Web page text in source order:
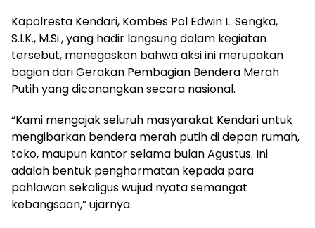
Kapolresta Kendari, Kombes Pol Edwin L. Sengka,
S.I.K., M.Si., yang hadir langsung dalam kegiatan
tersebut, menegaskan bahwa aksi ini merupakan
bagian dari Gerakan Pembagian Bendera Merah
Putih yang dicanangkan secara nasional.
“Kami mengajak seluruh masyarakat Kendari untuk
mengibarkan bendera merah putih di depan rumah,
toko, maupun kantor selama bulan Agustus. Ini
adalah bentuk penghormatan kepada para
pahlawan sekaligus wujud nyata semangat
kebangsaan,” ujarnya.